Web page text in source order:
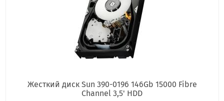
Жесткий диск Sun 390-0196 146Gb 15000 Fibre
Channel 3,5' HDD